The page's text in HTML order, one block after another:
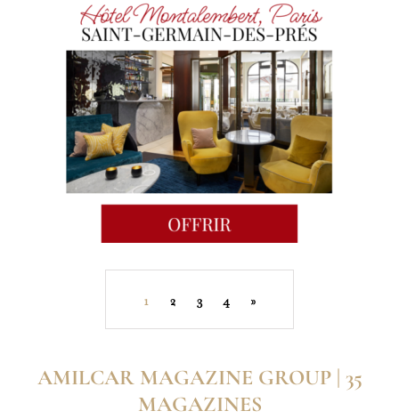
1 2 3 4 »
AMILCAR MAGAZINE GROUP | 35
MAGAZINES